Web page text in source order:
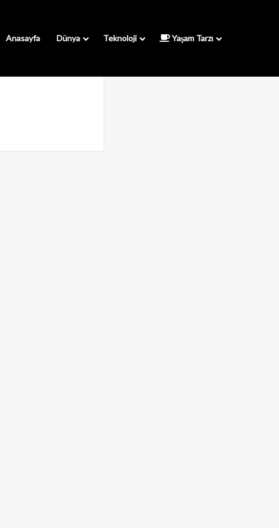
Anasayfa Dünya Teknoloji Yaşam Tarzı